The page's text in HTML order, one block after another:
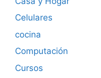
Celulares
cocina
Computación
Cursos